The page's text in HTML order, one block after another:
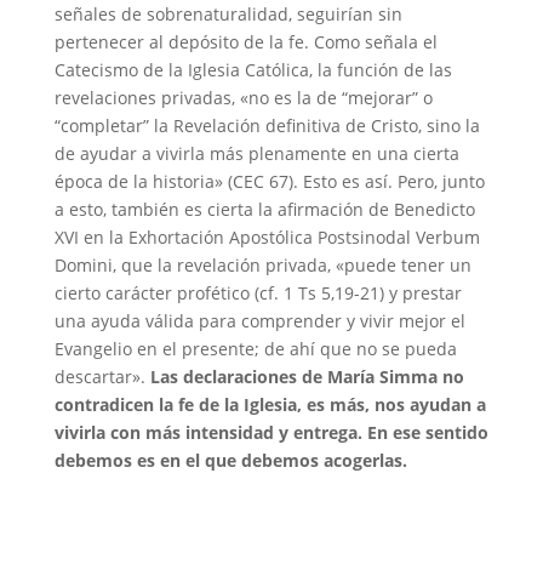
señales de sobrenaturalidad, seguirían sin
pertenecer al depósito de la fe. Como señala el
Catecismo de la Iglesia Católica, la función de las
revelaciones privadas, «no es la de “mejorar” o
“completar” la Revelación definitiva de Cristo, sino la
de ayudar a vivirla más plenamente en una cierta
época de la historia» (CEC 67). Esto es así. Pero, junto
a esto, también es cierta la afirmación de Benedicto
XVI en la Exhortación Apostólica Postsinodal Verbum
Domini, que la revelación privada, «puede tener un
cierto carácter profético (cf. 1 Ts 5,19-21) y prestar
una ayuda válida para comprender y vivir mejor el
Evangelio en el presente; de ahí que no se pueda
descartar». Las declaraciones de María Simma no
contradicen la fe de la Iglesia, es más, nos ayudan a
vivirla con más intensidad y entrega. En ese sentido
debemos es en el que debemos acogerlas.